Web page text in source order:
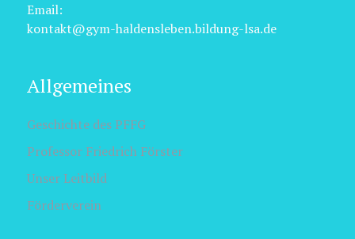
Email:
kontakt@gym-haldensleben.bildung-lsa.de
Allgemeines
Geschichte des PFFG
Professor Friedrich Förster
Unser Leitbild
Förderverein